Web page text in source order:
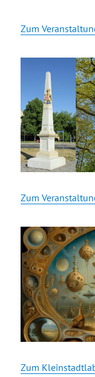
Zum
Zum
Zum